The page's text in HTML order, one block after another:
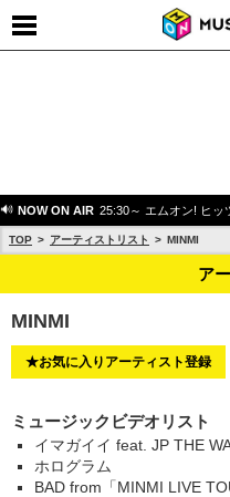
NOW ON AIR 25:30～ エムオン! ヒッ
TOP アーティストリスト MINMI
ア
MINMI
★お気に入りアーティスト登録
ミュージックビデオリスト
イマガイイ feat. JP THE
ホログラム
BAD from「MINMI LIVE